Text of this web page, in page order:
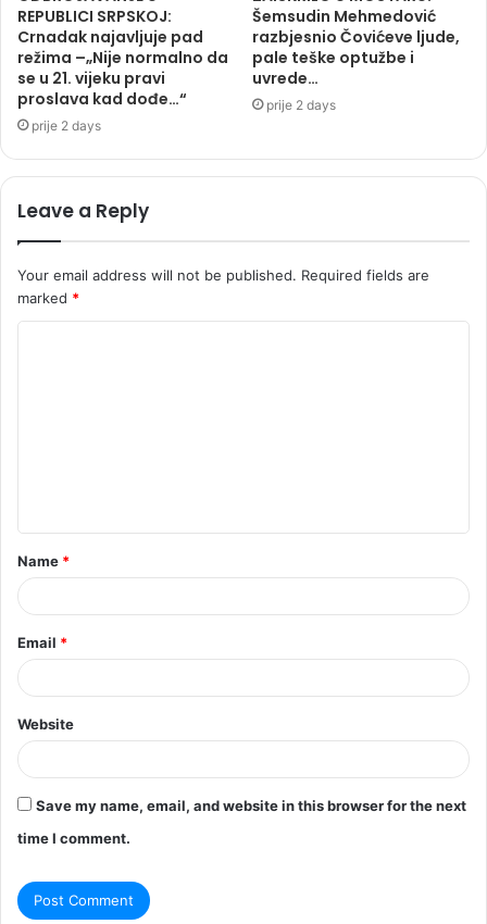
REPUBLICI SRPSKOJ:
Crnadak najavljuje pad
režima –„Nije normalno da
se u 21. vijeku pravi
proslava kad dođe…“
prije 2 days
Šemsudin Mehmedović
razbjesnio Čovićeve ljude,
pale teške optužbe i
uvrede…
prije 2 days
Leave a Reply
Your email address will not be published. Required fields are
marked *
t
*
Name *
Email *
Website
Save my name, email, and website in this browser for the next
time I comment.